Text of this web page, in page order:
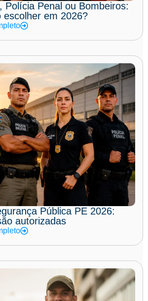
Polícia Penal ou Bombeiros:
escolher em 2026?
Pública PE 2026:
autorizadas